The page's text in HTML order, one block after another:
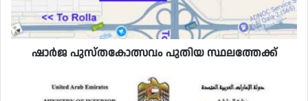
ഷാർജ പുസ്തകോത്സവം പുതിയ സ്ഥലത്തേക്ക്